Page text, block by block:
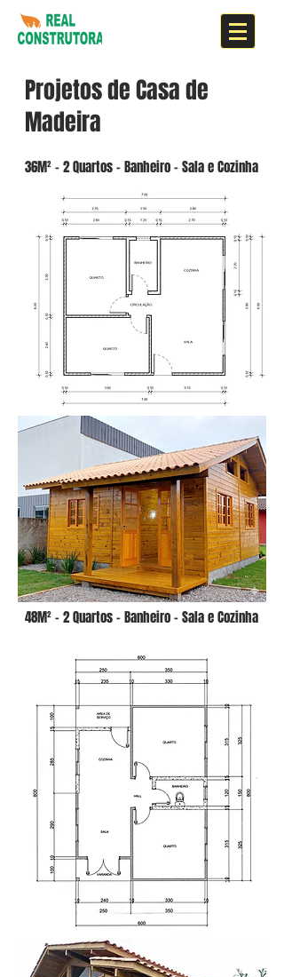
Projetos de Casa de
Madeira
36M² - 2 Quartos - Banheiro - Sala e Cozinha
48M² - 2 Quartos - Banheiro - Sala e Cozinha